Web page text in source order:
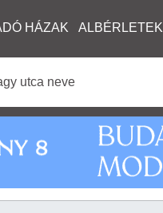
HÁZAK ALBÉRLETEK